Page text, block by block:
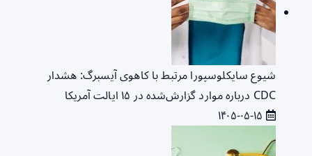
شیوع سایکلوسپورا مرتبط با کاهوی آیسبرگ: هشدار
CDC درباره موارد گزارش‌شده در ۱۵ ایالت آمریکا